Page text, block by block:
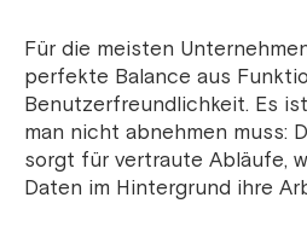
Für die meisten
perfekte Balance aus
Benutzerfreundlichkeit. Es
man nicht abnehmen muss:
sorgt für vertraute Abläufe,
Daten im Hintergrund ihre